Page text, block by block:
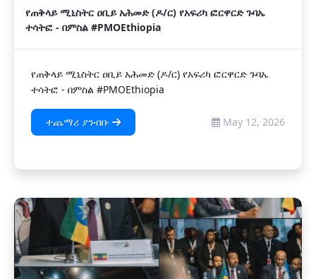
የጠቅላይ ሚኒስትር ዐቢይ አሕመድ (ዶ/ር) የአፍሪካ ፎርዋርድ ጉባኤ
ተሳትፎ - በምስል #PMOEthiopia
የጠቅላይ ሚኒስትር ዐቢይ አሕመድ (ዶ/ር) የአፍሪካ ፎርዋርድ ጉባኤ
ተሳትፎ - በምስል #PMOEthiopia
ተጨማሪ ያንብቡ May 12, 2026